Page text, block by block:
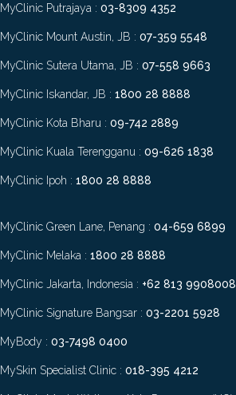
MyClinic Putrajaya : 03-8309 4352
MyClinic Mount Austin, JB : 07-359 5548
MyClinic Sutera Utama, JB : 07-558 9663
MyClinic Iskandar, JB : 1800 28 8888
MyClinic Kota Bharu : 09-742 2889
MyClinic Kuala Terengganu : 09-626 1838
MyClinic Ipoh : 1800 28 8888
MyClinic Green Lane, Penang : 04-659 6899
MyClinic Melaka : 1800 28 8888
MyClinic Jakarta, Indonesia : +62 813 9908008
MyClinic Signature Bangsar : 03-2201 5928
MyBody : 03-7498 0400
MySkin Specialist Clinic : 018-395 4212